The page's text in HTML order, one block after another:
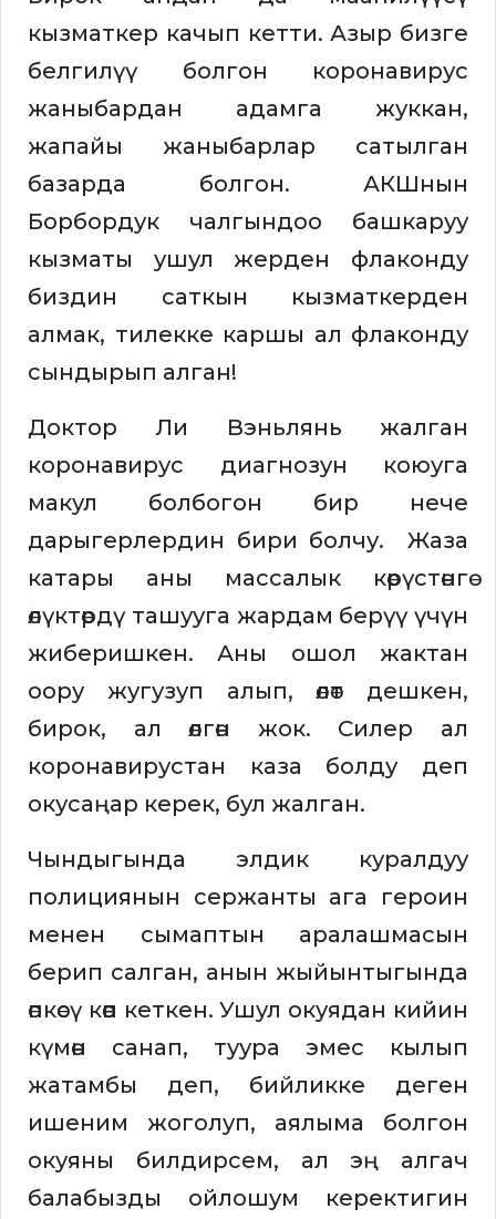
кызматкер качып кетти. Азыр бизге
белгилүү болгон коронавирус
жаныбардан адамга жуккан,
жапайы жаныбарлар сатылган
базарда болгон. АКШнын
Борбордук чалгындоо башкаруу
кызматы ушул жерден флаконду
биздин саткын кызматкерден
алмак, тилекке каршы ал флаконду
сындырып алган!
Доктор Ли Вэньлянь жалган
коронавирус диагнозун коюуга
макул болбогон бир нече
дарыгерлердин бири болчу. Жаза
катары аны массалык көрүстөнгө
өлүктөрдү ташууга жардам берүү үчүн
жиберишкен. Аны ошол жактан
оору жугузуп алып, өлөт дешкен,
бирок, ал өлгөн жок. Силер ал
коронавирустан каза болду деп
окусаңар керек, бул жалган.
Чындыгында элдик куралдуу
полициянын сержанты ага героин
менен сымаптын аралашмасын
берип салган, анын жыйынтыгында
өпкөсү көөп кеткен. Ушул окуядан кийин
күмөн санап, туура эмес кылып
жатамбы деп, бийликке деген
ишеним жоголуп, аялыма болгон
окуяны билдирсем, ал эң алгач
балабызды ойлошум керектигин